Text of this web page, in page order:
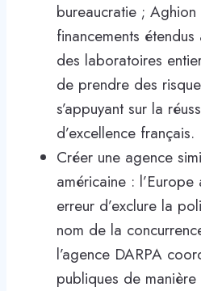
bureaucratie ;
financements
des laboratoires
de prendre des
s’appuyant sur la
d’excellence français.
Créer une agence
américaine :
erreur d’exclure la
nom de la
l’agence DARPA
publiques de